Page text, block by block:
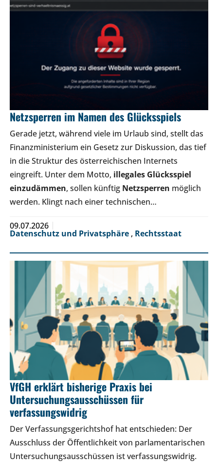
Netzsperren im Namen des Glücksspiels
Gerade jetzt, während viele im Urlaub sind, stellt das
Finanzministerium ein Gesetz zur Diskussion, das tief
in die Struktur des österreichischen Internets
eingreift. Unter dem Motto, illegales Glücksspiel
einzudämmen, sollen künftig Netzsperren möglich
werden. Klingt nach einer technischen…
09.07.2026
Datenschutz und Privatsphäre , Rechtsstaat
VfGH erklärt bisherige Praxis bei
Untersuchungsausschüssen für
verfassungswidrig
Der Verfassungsgerichtshof hat entschieden: Der
Ausschluss der Öffentlichkeit von parlamentarischen
Untersuchungsausschüssen ist verfassungswidrig.